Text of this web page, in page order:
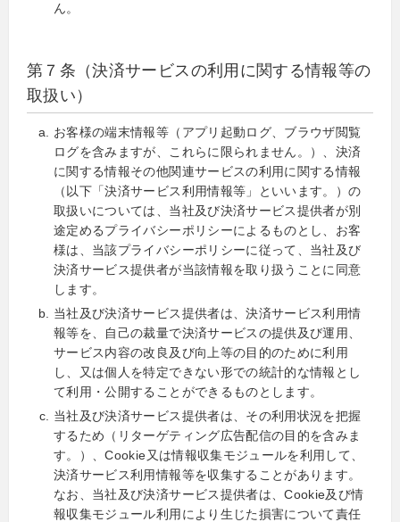
ん。
第７条（決済サービスの利用に関する情報等の
取扱い）
お客様の端末情報等（アプリ起動ログ、ブラウザ閲覧
ログを含みますが、これらに限られません。）、決済
に関する情報その他関連サービスの利用に関する情報
（以下「決済サービス利用情報等」といいます。）の
取扱いについては、当社及び決済サービス提供者が別
途定めるプライバシーポリシーによるものとし、お客
様は、当該プライバシーポリシーに従って、当社及び
決済サービス提供者が当該情報を取り扱うことに同意
します。
当社及び決済サービス提供者は、決済サービス利用情
報等を、自己の裁量で決済サービスの提供及び運用、
サービス内容の改良及び向上等の目的のために利用
し、又は個人を特定できない形での統計的な情報とし
て利用・公開することができるものとします。
当社及び決済サービス提供者は、その利用状況を把握
するため（リターゲティング広告配信の目的を含みま
す。）、Cookie又は情報収集モジュールを利用して、
決済サービス利用情報等を収集することがあります。
なお、当社及び決済サービス提供者は、Cookie及び情
報収集モジュール利用により生じた損害について責任